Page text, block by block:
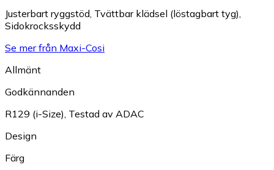
Justerbart ryggstöd, Tvättbar klädsel (löstagbart tyg),
Sidokrocksskydd
Se mer från Maxi-Cosi
Allmänt
Godkännanden
R129 (i-Size), Testad av ADAC
Design
Färg